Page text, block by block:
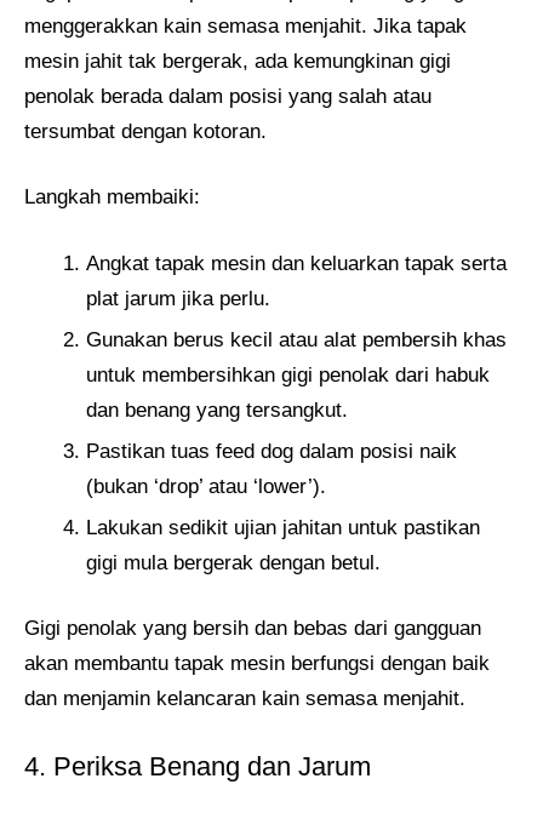
menggerakkan kain semasa menjahit. Jika tapak
mesin jahit tak bergerak, ada kemungkinan gigi
penolak berada dalam posisi yang salah atau
tersumbat dengan kotoran.
Langkah membaiki:
Angkat tapak mesin dan keluarkan tapak serta
plat jarum jika perlu.
Gunakan berus kecil atau alat pembersih khas
untuk membersihkan gigi penolak dari habuk
dan benang yang tersangkut.
Pastikan tuas feed dog dalam posisi naik
(bukan ‘drop’ atau ‘lower’).
Lakukan sedikit ujian jahitan untuk pastikan
gigi mula bergerak dengan betul.
Gigi penolak yang bersih dan bebas dari gangguan
akan membantu tapak mesin berfungsi dengan baik
dan menjamin kelancaran kain semasa menjahit.
4. Periksa Benang dan Jarum